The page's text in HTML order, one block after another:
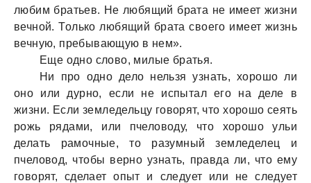
любим братьев. Не любящий брата не имеет жизни
вечной. Только любящий брата своего имеет жизнь
вечную, пребывающую в нем».
Еще одно слово, милые братья.
Ни про одно дело нельзя узнать, хорошо ли
оно или дурно, если не испытал его на деле в
жизни. Если земледельцу говорят, что хорошо сеять
рожь рядами, или пчеловоду, что хорошо ульи
делать рамочные, то разумный земледелец и
пчеловод, чтобы верно узнать, правда ли, что ему
говорят, сделает опыт и следует или не следует